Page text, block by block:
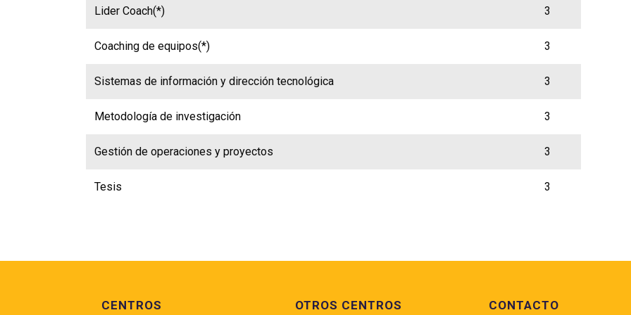
Lider Coach(*) 3
Coaching de equipos(*) 3
Sistemas de información y dirección tecnológica 3
Metodología de investigación 3
Gestión de operaciones y proyectos 3
Tesis 3
CENTROS OTROS CENTROS CONTACTO